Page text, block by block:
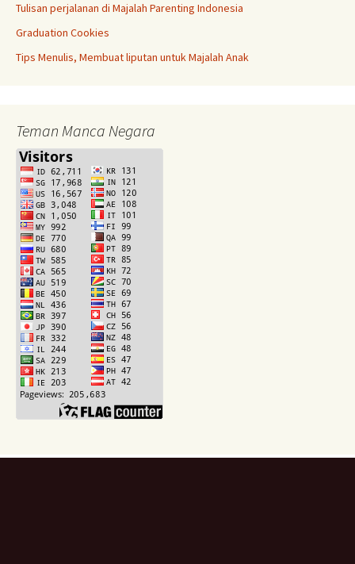
Tulisan perjalanan di Majalah Parenting Indonesia
Graduation Cookies
Tips Menulis, Membuat liputan untuk Majalah Anak
Teman Manca Negara